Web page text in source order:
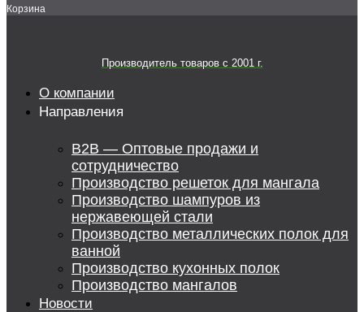
Корзина
Производитель товаров c 2001 г.
О компании
Направления
B2B — Оптовые продажи и
сотрудничество
Производство решеток для мангала
Производство шампуров из
нержавеющей стали
Производство металлических полок для
ванной
Производство кухонных полок
Производство мангалов
Новости